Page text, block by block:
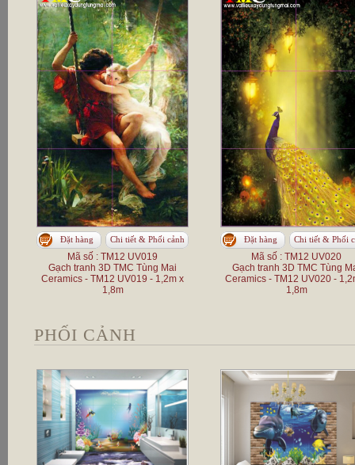
Đặt hàng Chi tiết & Phối cảnh
Mã số : TM12 UV019
Gạch tranh 3D TMC Tùng Mai
Ceramics - TM12 UV019 - 1,2m x
1,8m
Đặt hàng Chi tiết & Phối
Mã số : TM12 UV020
Gạch tranh 3D TMC Tùng
Ceramics - TM12 UV020 -
1,8m
PHỐI CẢNH